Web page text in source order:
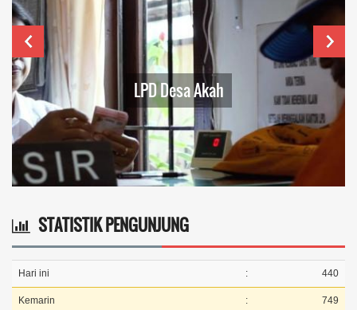
LPD Desa Akah
STATISTIK PENGUNJUNG
Hari ini : 440
Kemarin : 749